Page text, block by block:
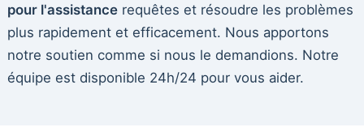
pour l'assistancerequêtes et résoudre les problèmes
plus rapidement et efficacement. Nous apportons
notre soutien comme si nous le demandions. Notre
équipe est disponible 24h/24 pour vous aider.